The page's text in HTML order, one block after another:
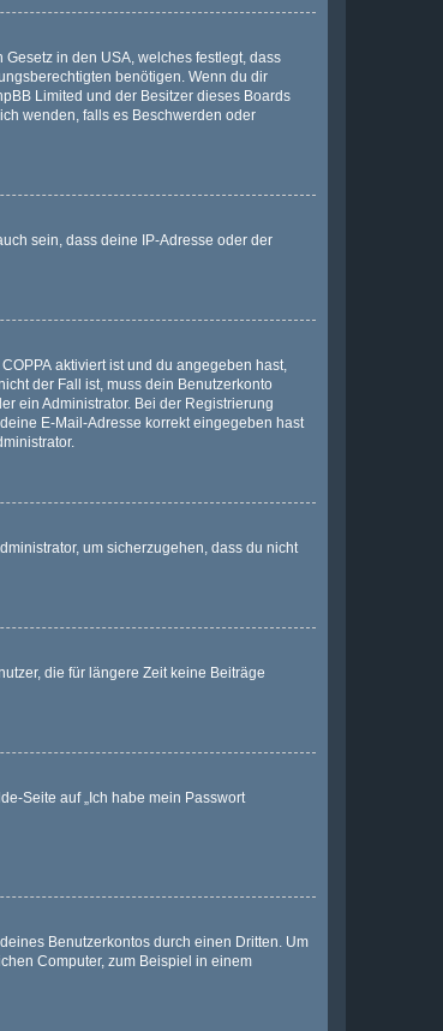
in den USA, welches festlegt, dass
benötigen. Wenn du dir
Limited und der Besitzer dieses Boards
wenden, falls es Beschwerden oder
sein, dass deine IP-Adresse oder der
COPPA aktiviert ist und du angegeben hast,
der Fall ist, muss dein Benutzerkonto
ein Administrator. Bei der Registrierung
E-Mail-Adresse korrekt eingegeben hast
um sicherzugehen, dass du nicht
die für längere Zeit keine Beiträge
Seite auf „Ich habe mein Passwort
Benutzerkontos durch einen Dritten. Um
Computer, zum Beispiel in einem